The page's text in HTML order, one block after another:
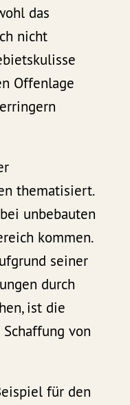
das
nicht
Offenlage
thematisiert.
unbebauten
kommen.
seiner
durch
ist die
von
für den